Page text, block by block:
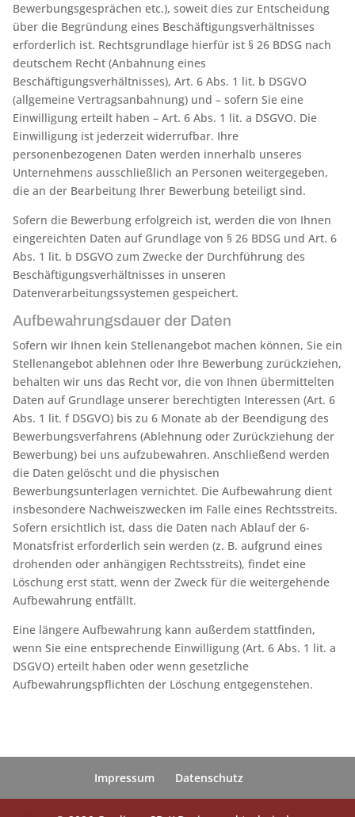
Bewerbungsgesprächen etc.), soweit dies zur Entscheidung
über die Begründung eines Beschäftigungsverhältnisses
erforderlich ist. Rechtsgrundlage hierfür ist § 26 BDSG nach
deutschem Recht (Anbahnung eines
Beschäftigungsverhältnisses), Art. 6 Abs. 1 lit. b DSGVO
(allgemeine Vertragsanbahnung) und – sofern Sie eine
Einwilligung erteilt haben – Art. 6 Abs. 1 lit. a DSGVO. Die
Einwilligung ist jederzeit widerrufbar. Ihre
personenbezogenen Daten werden innerhalb unseres
Unternehmens ausschließlich an Personen weitergegeben,
die an der Bearbeitung Ihrer Bewerbung beteiligt sind.
Sofern die Bewerbung erfolgreich ist, werden die von Ihnen
eingereichten Daten auf Grundlage von § 26 BDSG und Art. 6
Abs. 1 lit. b DSGVO zum Zwecke der Durchführung des
Beschäftigungsverhältnisses in unseren
Datenverarbeitungssystemen gespeichert.
Aufbewahrungsdauer der Daten
Sofern wir Ihnen kein Stellenangebot machen können, Sie ein
Stellenangebot ablehnen oder Ihre Bewerbung zurückziehen,
behalten wir uns das Recht vor, die von Ihnen übermittelten
Daten auf Grundlage unserer berechtigten Interessen (Art. 6
Abs. 1 lit. f DSGVO) bis zu 6 Monate ab der Beendigung des
Bewerbungsverfahrens (Ablehnung oder Zurückziehung der
Bewerbung) bei uns aufzubewahren. Anschließend werden
die Daten gelöscht und die physischen
Bewerbungsunterlagen vernichtet. Die Aufbewahrung dient
insbesondere Nachweiszwecken im Falle eines Rechtsstreits.
Sofern ersichtlich ist, dass die Daten nach Ablauf der 6-
Monatsfrist erforderlich sein werden (z. B. aufgrund eines
drohenden oder anhängigen Rechtsstreits), findet eine
Löschung erst statt, wenn der Zweck für die weitergehende
Aufbewahrung entfällt.
Eine längere Aufbewahrung kann außerdem stattfinden,
wenn Sie eine entsprechende Einwilligung (Art. 6 Abs. 1 lit. a
DSGVO) erteilt haben oder wenn gesetzliche
Aufbewahrungspflichten der Löschung entgegenstehen.
Impressum Datenschutz